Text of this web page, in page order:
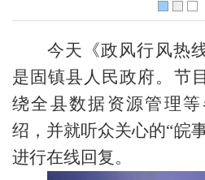
今天《政风行风热
是固镇县人民政府。节
绕全县数据资源管理
绍，并就听众关心的“皖
进行在线回复。